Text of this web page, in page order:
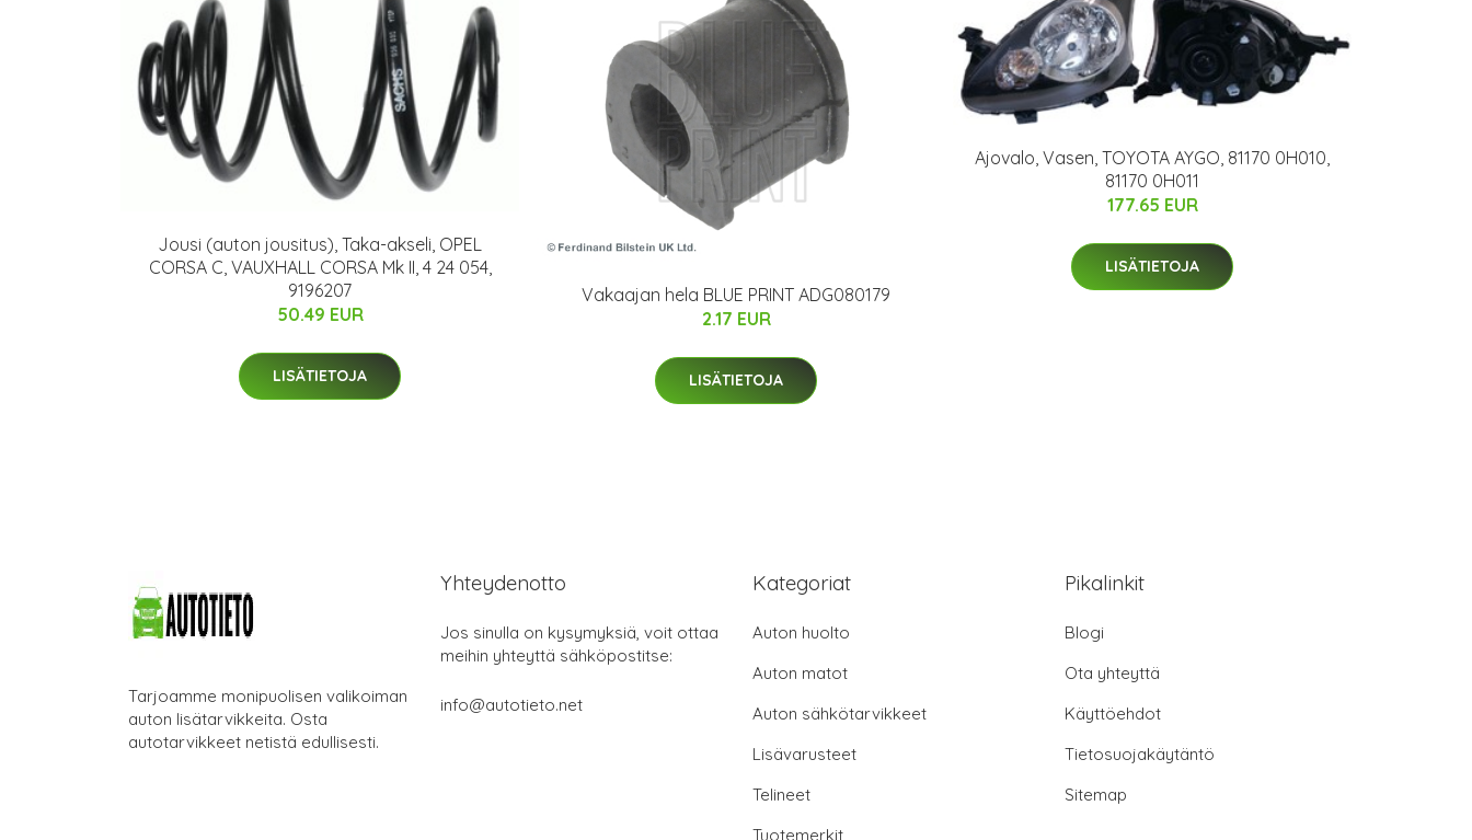
Jousi (auton jousitus), Taka-akseli, OPEL
CORSA C, VAUXHALL CORSA Mk II, 4 24 054,
9196207
50.49 EUR
LISÄTIETOJA
Vakaajan hela BLUE PRINT ADG080179
2.17 EUR
LISÄTIETOJA
Ajovalo, Vasen, TOYOTA AYGO, 81170 0H010,
81170 0H011
177.65 EUR
LISÄTIETOJA
Tarjoamme monipuolisen valikoiman
auton lisätarvikkeita. Osta
autotarvikkeet netistä edullisesti.
Yhteydenotto
Jos sinulla on kysymyksiä, voit ottaa
meihin yhteyttä sähköpostitse:
info@autotieto.net
Kategoriat
Auton huolto
Auton matot
Auton sähkötarvikkeet
Lisävarusteet
Telineet
Tuotemerkit
Pikalinkit
Blogi
Ota yhteyttä
Käyttöehdot
Tietosuojakäytäntö
Sitemap